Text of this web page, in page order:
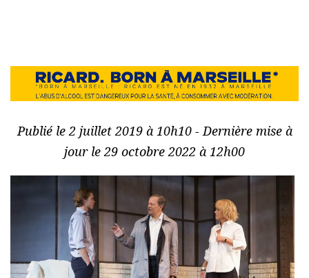
Publié le 2 juillet 2019 à 10h10 - Dernière mise à
jour le 29 octobre 2022 à 12h00